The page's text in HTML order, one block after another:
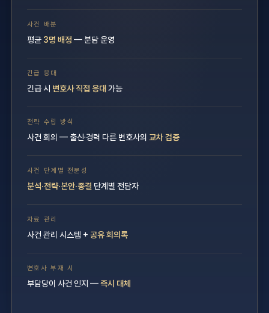
사건 배분
평균 3명 배정 — 분담 운영
긴급 응대
긴급 시 변호사 직접 응대 가능
전략 수립 방식
사건 회의 — 출신·경력 다른 변호사의 교차 검증
사건 단계별 전문성
분석·전략·본안·종결 단계별 전담자
자료 관리
사건 관리 시스템 + 공유 회의록
변호사 부재 시
부담당이 사건 인지 —즉시 대체